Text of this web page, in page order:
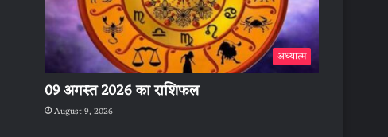
अध्यात्म
09 अगस्त 2026 का राशिफल
August 9, 2026